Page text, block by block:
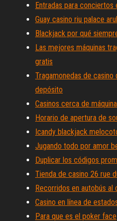
Entradas para
Guay casino riu palace
Blackjack por qué
Las mejores máquinas
gratis
Tragamonedas de
depósito
Casinos cerca de
Horario de apertura de
Icandy blackjack
Jugando todo por amor
Duplicar los códigos
Tienda de casino 26 rue
Recorridos en autobús al
Casino en línea de
Para que es el poker face